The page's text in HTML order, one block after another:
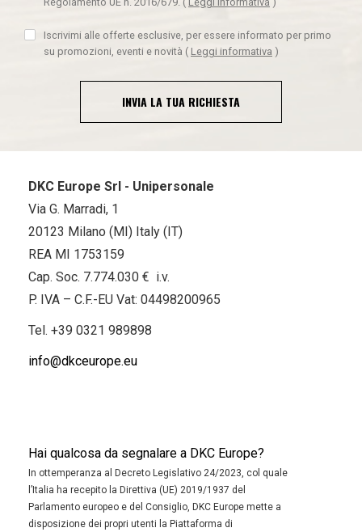
Iscrivimi alle offerte esclusive, per essere informato per primo
su promozioni, eventi e novità ( Leggi informativa )
INVIA LA TUA RICHIESTA
DKC Europe Srl - Unipersonale
Via G. Marradi, 1
20123 Milano (MI) Italy (IT)
REA MI 1753159
Cap. Soc. 7.774.030 € i.v.
P. IVA – C.F.-EU Vat: 04498200965
Tel. +39 0321 989898
info@dkceurope.eu
Hai qualcosa da segnalare a DKC Europe?
In ottemperanza al Decreto Legislativo 24/2023, col quale
l’Italia ha recepito la Direttiva (UE) 2019/1937 del
Parlamento europeo e del Consiglio, DKC Europe mette a
disposizione dei propri utenti la Piattaforma di